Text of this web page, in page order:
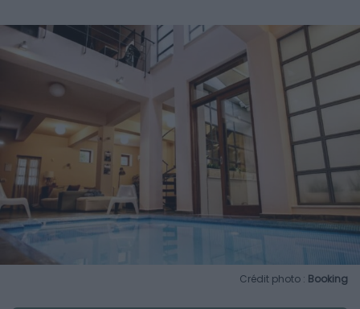
Crédit photo : Booking